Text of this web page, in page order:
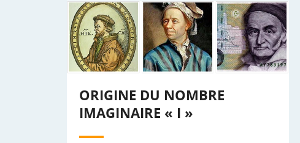
ORIGINE DU NOMBRE
IMAGINAIRE « I »